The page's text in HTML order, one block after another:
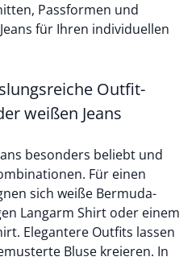
Passformen und
für Ihren individuellen
Outfit-
weißen Jeans
besonders beliebt und
Für einen
sich weiße Bermuda-
Langarm Shirt oder einem
Elegantere Outfits lassen
Bluse kreieren. In